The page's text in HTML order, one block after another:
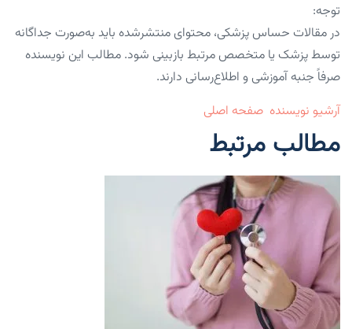
توجه:
در مقالات حساس پزشکی، محتوای منتشرشده باید به‌صورت جداگانه
توسط پزشک یا متخصص مرتبط بازبینی شود. مطالب این نویسنده
صرفاً جنبه آموزشی و اطلاع‌رسانی دارند.
آرشیو نویسنده صفحه اصلی
مطالب مرتبط